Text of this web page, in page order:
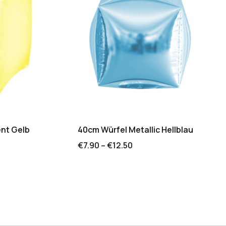
Gelb
40cm Würfel Metallic Hellblau
€7.90 –€12.50